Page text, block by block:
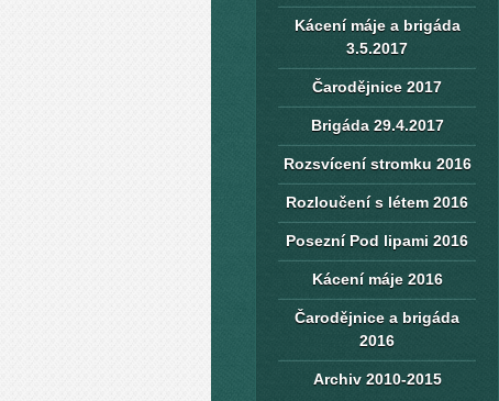
Kácení máje a brigáda
3.5.2017
Čarodějnice 2017
Brigáda 29.4.2017
Rozsvícení stromku 2016
Rozloučení s létem 2016
Posezní Pod lipami 2016
Kácení máje 2016
Čarodějnice a brigáda
2016
Archiv 2010-2015